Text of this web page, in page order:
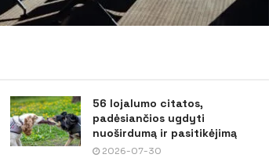
56 lojalumo citatos,
padėsiančios ugdyti
nuoširdumą ir pasitikėjimą
2026-07-30